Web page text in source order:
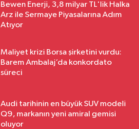
Bewen Enerji, 3,8 milyar TL'lik Halka
Arz ile Sermaye Piyasalarına Adım
Atıyor
Maliyet krizi Borsa şirketini vurdu:
Barem Ambalaj’da konkordato
süreci
Audi tarihinin en büyük SUV modeli
Q9, markanın yeni amiral gemisi
oluyor